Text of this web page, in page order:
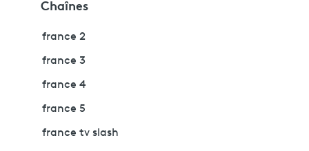
Chaînes
france 2
france 3
france 4
france 5
france tv slash